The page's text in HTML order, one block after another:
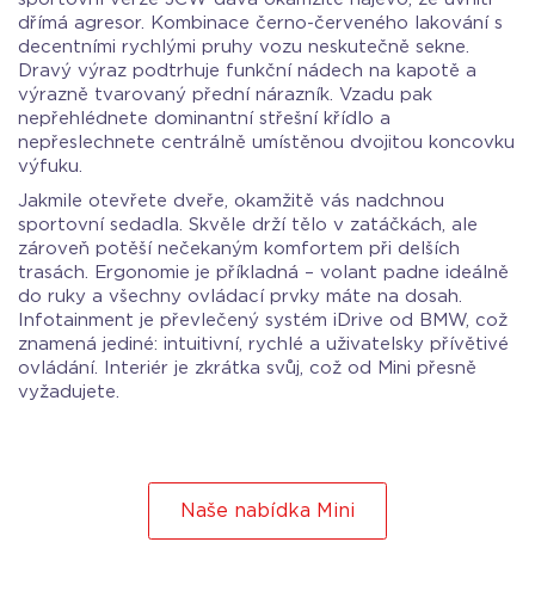
dřímá agresor. Kombinace černo-červeného lakování s
decentními rychlými pruhy vozu neskutečně sekne.
Dravý výraz podtrhuje funkční nádech na kapotě a
výrazně tvarovaný přední nárazník. Vzadu pak
nepřehlédnete dominantní střešní křídlo a
nepřeslechnete centrálně umístěnou dvojitou koncovku
výfuku.
Jakmile otevřete dveře, okamžitě vás nadchnou
sportovní sedadla. Skvěle drží tělo v zatáčkách, ale
zároveň potěší nečekaným komfortem při delších
trasách. Ergonomie je příkladná – volant padne ideálně
do ruky a všechny ovládací prvky máte na dosah.
Infotainment je převlečený systém iDrive od BMW, což
znamená jediné: intuitivní, rychlé a uživatelsky přívětivé
ovládání. Interiér je zkrátka svůj, což od Mini přesně
vyžadujete.
Naše nabídka Mini